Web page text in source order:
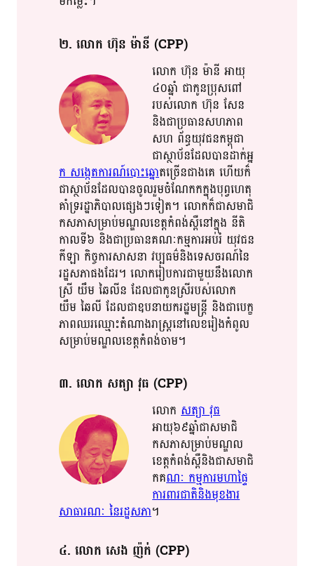
២​. លោក​ ហ៊ុន​ ម៉ា​នី​ (CPP)
លោក​ ហ៊ុន​ ម៉ា​​នី​ អាយុ​​
៤០​​​​​ឆ្នាំ​ ជា​កូនប្រុស​ពៅ​
របស់​​លោក​ ហ៊ុន​ សែន​
និង​ជា​ប្រធាន​សហភាព​
សហ​ ព័ន្ធ​​​យុវ​​ជន​កម្ពុជា​
ជា​ស្ថាប័ន​ដែល​​បាន​​ដាក់​​​អ្ន​
ក​ សង្កេតការណ៍​បោះ​ឆ្នោ​ត​​ច្រើនជាង​គេ​ ហើយ​​ក៏​​
ជា​​ស្ថា​​ប័ន​​ដែល​​បាន​​ចូល​​រួម​​ចំណែក​​ក​ក្នុង​​​បុព្វហេតុ​​
គាំទ្រ​រដ្ឋាភិបាល​​ផ្សេង​ៗ​​ទៀត​​​​។​​ លោក​ក៏​​ជាស​មា​ជិ​
កស​ភា​សម្រាប់​​មណ្ឌល​​ខេត្ត​កំពង់ស្ពឺ​នៅក្នុង​ នីតិ
កាល​​ទី៦​ និង​​ជា​ប្រធាន​គណៈកម្មការ​អប់រំ​ យុវជន​
កីឡា​ កិច្ចការ​​សាសនា​ វប្បធម៌​និង​ទេសចរណ៍​​នៃ​
រដ្ឋសភា​ផង​ដែរ​​។​ លោក​​រៀប​​ការ​​ជា​​មួយ​​នឹង​​លោក
ស្រី​ យឹម​ ឆៃ​លីន​ ដែល​ជា​កូនស្រី​របស់​លោក​​​
យឹម​ ឆៃ​លី​ ដែល​​ជា​ឧបនាយក​រដ្ឋមន្ត្រី​​ និង​ជា​បេក្ខ
ភាព​ឈរឈ្មោះ​តំណាង​​រាស្ត្រ​​​នៅ​​លេខ​​រៀង​​កំពូល​​
សម្រាប់​​​មណ្ឌល​​ខេត្ត​កំពង់ចាម​។​​​
៣​. លោក​ សត្យា​ វុធ​ (CPP)
លោក​សត្យា​ វុធ​
អាយុ៦៩ឆ្នាំ​ជាស​មា​ជិ​
កស​ភា​​សម្រាប់​​​មណ្ឌល​​
ខេត្ត​កំពង់ស្ពឺ​និង​ជា​​សមា​​ជិ​
ក​​គ​ណៈ​ កម្មការ​មហាផ្ទៃ​
ការពារ​ជាតិ​និង​មុខងារ​
សាធារណៈ​ នៃ​រដ្ឋសភា​។​
៤​. លោក​ សេង​ ញ៉​ក់​ (CPP)